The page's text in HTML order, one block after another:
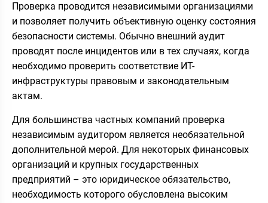
Проверка проводится независимыми организациями
и позволяет получить объективную оценку состояния
безопасности системы. Обычно внешний аудит
проводят после инцидентов или в тех случаях, когда
необходимо проверить соответствие ИТ-
инфраструктуры правовым и законодательным
актам.
Для большинства частных компаний проверка
независимым аудитором является необязательной
дополнительной мерой. Для некоторых финансовых
организаций и крупных государственных
предприятий – это юридическое обязательство,
необходимость которого обусловлена высоким